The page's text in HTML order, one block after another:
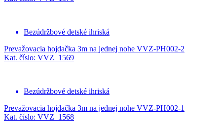
Bezúdržbové detské ihriská
Prevažovacia hojdačka 3m na jednej nohe VVZ-PH002-2
Kat. číslo: VVZ_1569
Bezúdržbové detské ihriská
Prevažovacia hojdačka 3m na jednej nohe VVZ-PH002-1
Kat. číslo: VVZ_1568